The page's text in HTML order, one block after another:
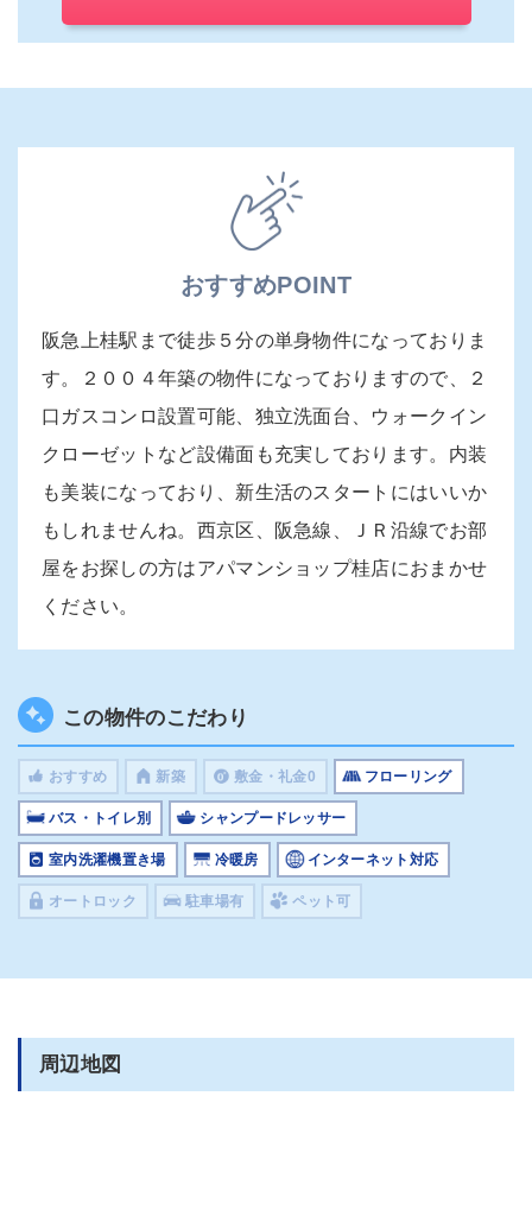
おすすめPOINT
阪急上桂駅まで徒歩５分の単身物件になっておりま
す。２００４年築の物件になっておりますので、２
口ガスコンロ設置可能、独立洗面台、ウォークイン
クローゼットなど設備面も充実しております。内装
も美装になっており、新生活のスタートにはいいか
もしれませんね。西京区、阪急線、ＪＲ沿線でお部
屋をお探しの方はアパマンショップ桂店におまかせ
ください。
この物件のこだわり
おすすめ 新築 敷金・礼金0 フローリング
バス・トイレ別 シャンプードレッサー
室内洗濯機置き場 冷暖房 インターネット対応
オートロック 駐車場有 ペット可
周辺地図